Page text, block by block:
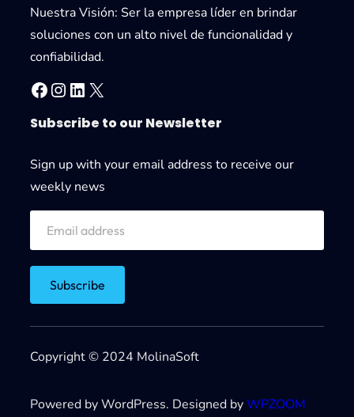
Nuestra Visión: Ser la empresa líder en brindar
soluciones con un alto nivel de funcionalidad y
confiabilidad.
Facebook Instagram LinkedIn X
Subscribe to our Newsletter
Sign up with your email address to receive our
weekly news
Copyright © 2024 MolinaSoft
Powered by WordPress. Designed byWPZOOM